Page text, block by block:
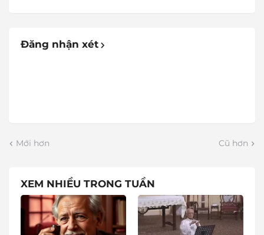
Đăng nhận xét
Mới hơn Cũ hơn
XEM NHIỀU TRONG TUẦN